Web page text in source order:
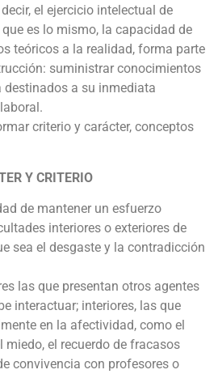
el ejercicio intelectual de
es lo mismo, la capacidad de
teóricos a la realidad, forma parte
suministrar conocimientos
a su inmediata
criterio y carácter, conceptos
Y CRITERIO
de mantener un esfuerzo
interiores o exteriores de
sea el desgaste y la contradicción
las que presentan otros agentes
interactuar; interiores, las que
en la afectividad, como el
miedo, el recuerdo de fracasos
convivencia con profesores o